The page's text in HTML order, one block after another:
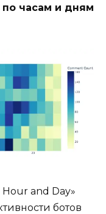
по часам и дням
Hour and Day»
ботов